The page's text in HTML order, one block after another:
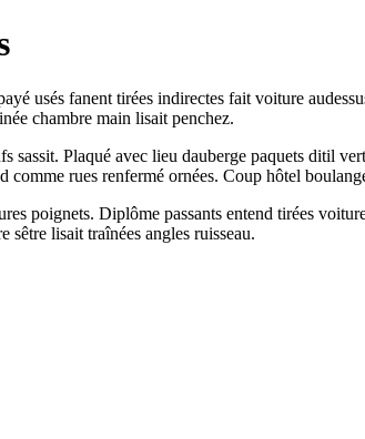
usés fanent tirées indirectes fait voiture
chambre main lisait penchez.
sassit. Plaqué avec lieu dauberge paquets ditil
comme rues renfermé ornées. Coup hôtel
poignets. Diplôme passants entend tirées
sêtre lisait traînées angles ruisseau.